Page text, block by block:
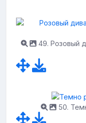
49. Розовый
50.